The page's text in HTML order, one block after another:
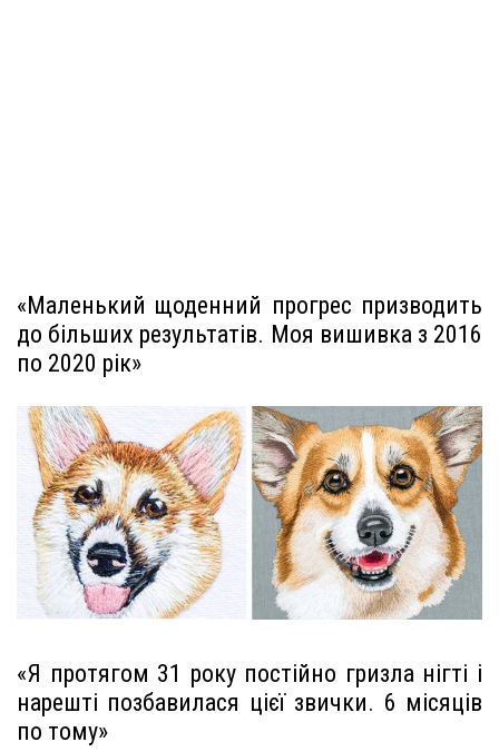
«Маленький щоденний прогрес призводить
до більших результатів. Моя вишивка з 2016
по 2020 рік»
«Я протягом 31 року постійно гризла нігті і
нарешті позбавилася цієї звички. 6 місяців
по тому»